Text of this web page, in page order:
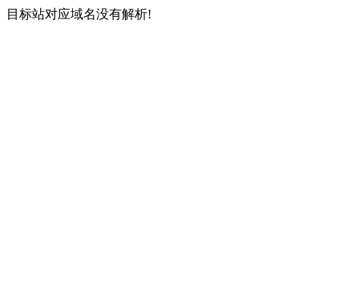
目标站对应域名没有解析!